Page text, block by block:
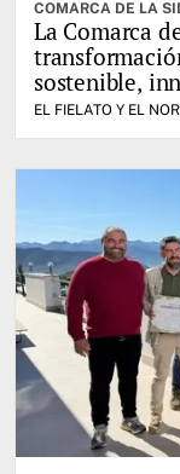
COMARCA DE LA
La Comarca
sostenible,
EL FIELATO Y EL